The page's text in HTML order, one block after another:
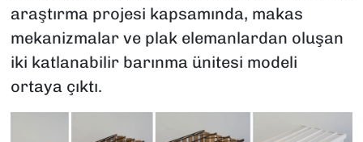
araştırma projesi kapsamında, makas
mekanizmalar ve plak elemanlardan oluşan
iki katlanabilir barınma ünitesi modeli
ortaya çıktı.